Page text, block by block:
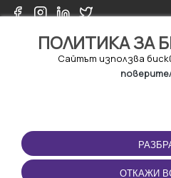
ПОЛИТИКА ЗА
Сайтът използва
ОТКАЖИ
ПОЛЗВАНЕ
Правила и условия за
ползване